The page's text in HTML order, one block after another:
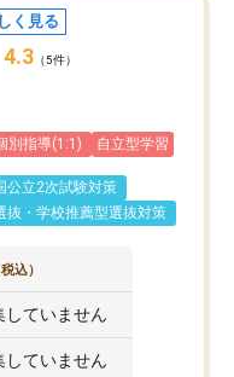
く見る
4.3 （5件）
別指導(1:1) 自立型学習
公立2次試験対策
抜・学校推薦型選抜対策
税込）
していません
していません